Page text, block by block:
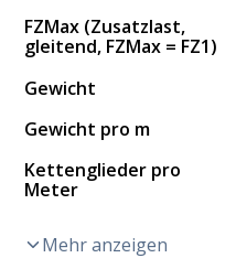
FZMax (Zusatzlast,
gleitend, FZMax = FZ1)
Gewicht
Gewicht pro m
Kettenglieder pro
Meter
Mehr anzeigen